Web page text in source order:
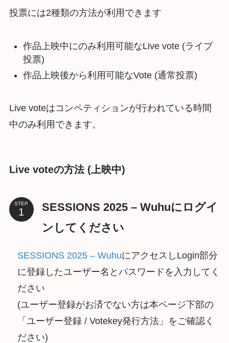
投票には2種類の方法が利用できます
作品上映中にのみ利用可能なLive vote (ライブ
投票)
作品上映後から利用可能なVote (通常投票)
Live voteはコンペティションが行われている時間
中のみ利用できます。
Live voteの方法 (上映中)
STEP
SESSIONS 2025 – Wuhuにログイ
ンしてください
SESSIONS 2025 – WuhuにアクセスしLogin部分
に登録したユーザー名とパスワードを入力してく
ださい
(ユーザー登録がお済でない方は本ページ下部の
「ユーザー登録 / Votekey発行方法」をご確認く
ださい)